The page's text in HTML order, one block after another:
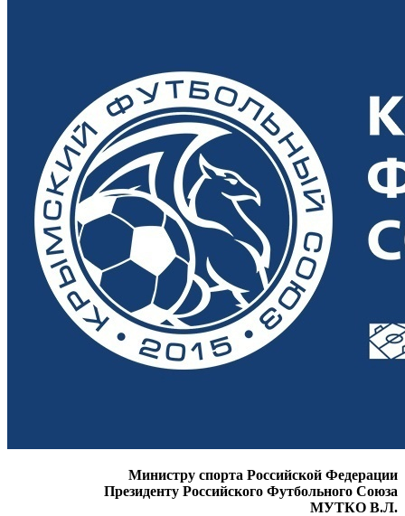
Министру спорта Российской Федерации
Президенту Российского Футбольного Союза
МУТКО В.Л.